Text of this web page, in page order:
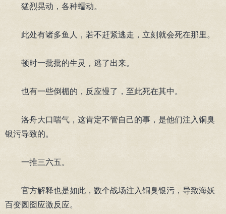
猛烈晃动，各种蠕动。
此处有诸多鱼人，若不赶紧逃走，立刻就会死在那里。
顿时一批批的生灵，逃了出来。
也有一些倒楣的，反应慢了，至此死在其中。
洛舟大口喘气，这肯定不管自己的事，是他们注入铜臭
银污导致的。
一推三六五。
官方解释也是如此，数个战场注入铜臭银污，导致海妖
百变囫囵应激反应。